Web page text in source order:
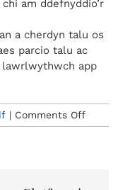
am ddefnyddio’r
a cherdyn talu os
parcio talu ac
lawrlwythwch app
| Comments Offon
Beth